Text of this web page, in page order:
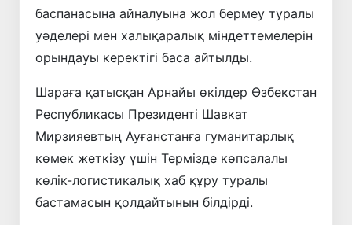
баспанасына айналуына жол бермеу туралы
уәделері мен халықаралық міндеттемелерін
орындауы керектігі баса айтылды.
Шараға қатысқан Арнайы өкілдер Өзбекстан
Республикасы Президенті Шавкат
Мирзияевтың Ауғанстанға гуманитарлық
көмек жеткізу үшін Термізде көпсалалы
көлік-логистикалық хаб құру туралы
бастамасын қолдайтынын білдірді.